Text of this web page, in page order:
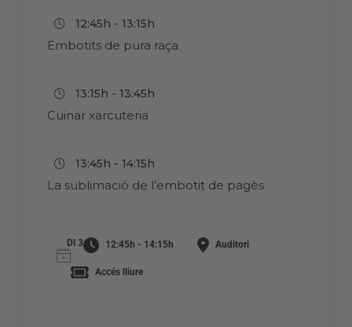
12:45h - 13:15h
Embotits de pura raça
13:15h - 13:45h
Cuinar xarcuteria
13:45h - 14:15h
La sublimació de l’embotit de pagès
Dl 3 12:45h - 14:15h Auditori
Accés lliure